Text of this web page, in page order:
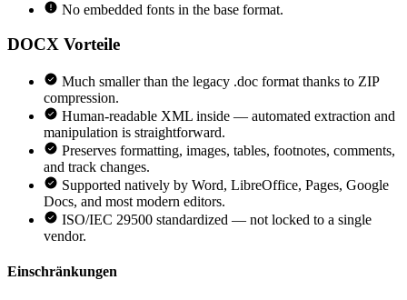
No embedded fonts in the base format.
DOCX Vorteile
Much smaller than the legacy .doc format thanks to ZIP
compression.
Human-readable XML inside — automated extraction and
manipulation is straightforward.
Preserves formatting, images, tables, footnotes, comments,
and track changes.
Supported natively by Word, LibreOffice, Pages, Google
Docs, and most modern editors.
ISO/IEC 29500 standardized — not locked to a single
vendor.
Einschränkungen